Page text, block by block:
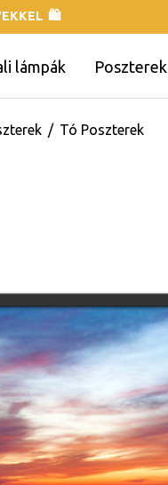
🛍
lámpák Poszterek
/ Tó Poszterek